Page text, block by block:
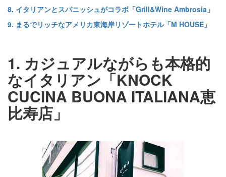
8. イタリアンとスパニッシュがコラボ「Grill&Wine Ambrosia」
9. まるでリッチなアメリカ東海岸リゾートホテル「M HOUSE」
1. カジュアルながらも本格的
なイタリアン「KNOCK
CUCINA BUONA ITALIANA恵
比寿店」